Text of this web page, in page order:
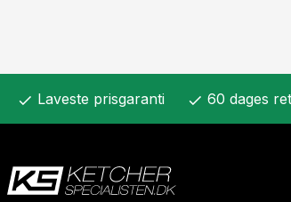
check Laveste prisgaranti check 60 dages